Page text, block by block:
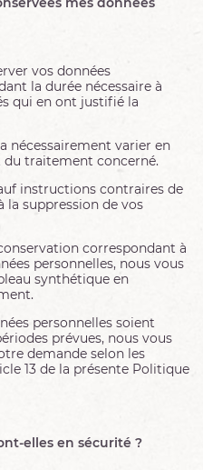
vos données
la durée nécessaire à
qui en ont justifié la
nécessairement varier en
traitement concerné.
instructions contraires de
la suppression de vos
correspondant à
personnelles, nous vous
synthétique en
personnelles soient
prévues, nous vous
demande selon les
13 de la présente Politique
elles en sécurité ?